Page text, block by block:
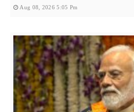
Aug 08, 2026 5:05 Pm